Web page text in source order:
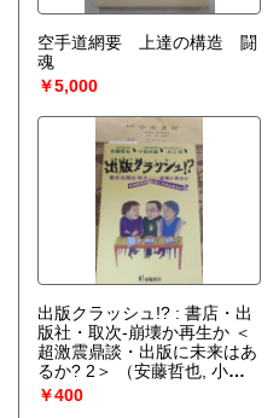
空手道網要 上達の構造 闘
魂
￥5,000
出版クラッシュ!? : 書店・出
版社・取次-崩壊か再生か ＜
超激震鼎談・出版に未来はあ
るか? 2＞
（安藤哲也, 小田
光雄, 永江朗 著）
￥400